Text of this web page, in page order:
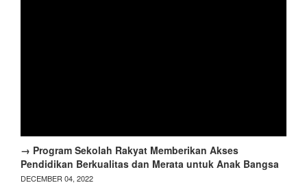
→ Program Sekolah Rakyat Memberikan Akses
Pendidikan Berkualitas dan Merata untuk Anak Bangsa
DECEMBER 04, 2022